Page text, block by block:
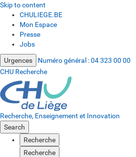
Skip to content
CHULIEGE.BE
Mon Espace
Presse
Jobs
Urgences Numéro général :04 323 00 00
CHU Recherche
Recherche, Enseignement et Innovation
Search
Recherche
Recherche